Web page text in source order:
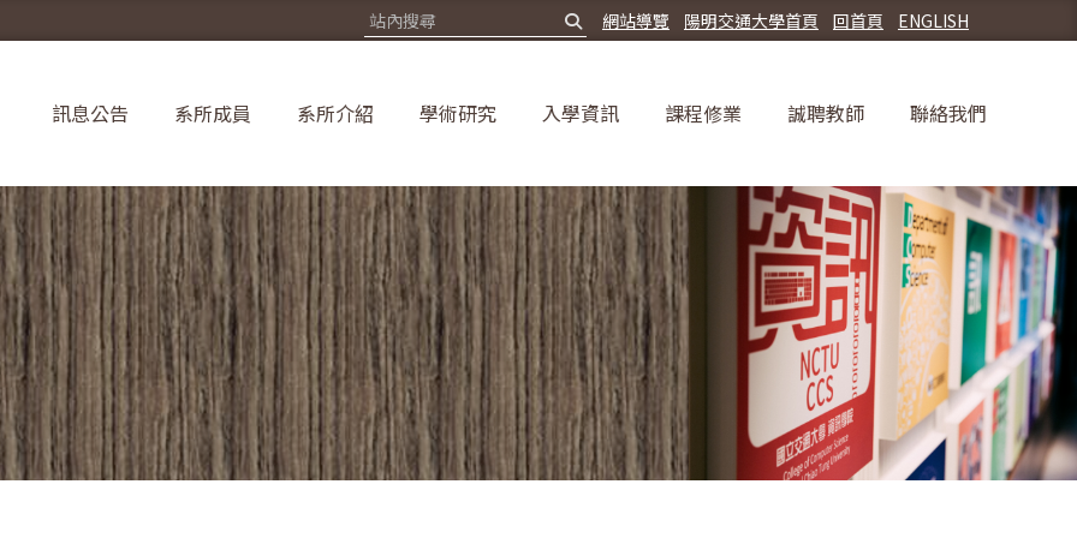
ENGLISH
回首頁
陽明交通大學首頁
網站導覽
訊息公告 系所成員 系所介紹 學術研究 入學資訊 課程修業 誠聘教師 聯絡我們